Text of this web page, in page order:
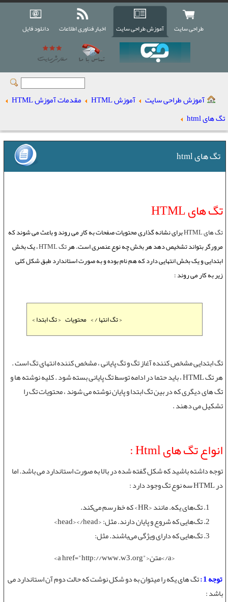
طراحی سایت آموزش طراحی سایت اخبار فناوری اطلاعات دانلود فایل
آموزش طراحی سایت آموزش HTML
مقدمات آموزش HTML
تگ های html
تگ های html
تگ های HTML
تگ های HTML
برای نشانه گذاری محتويات صفحات به کار می روند و باعث می شوند که
مرورگر بتواند تشخيص دهد هر بخش چه نوع عنصری است. هرتگ HTML
، يک بخش
ابتدايی و يک بخش انتهايی دارد که هم نام بوده و به صورت استاندارد طبق شکل کلی
زير به کار می روند :
< تگ انتها / > محتويات < تگ ابتدا >
تگ ابتدايی مشخص کننده آغاز تگ و تگ پايانی ، مشخص کننده انتهای تگ است .
هرتگ HTML
، بايد حتما در ادامه توسط تگ پايانی بسته شود . کليه نوشته ها و
تگ های ديگری که در بين تگ ابتدا و پايان نوشته می شوند ، محتويات تگ را
تشکيل می دهند .
انواع تگ های Html :
توجه داشته باشید که شکل گفته شده در بالا به صورت استاندارد می باشد. اما
در HTML سه نوع تگ وجود دارد :
تگ‌های یکه. مانند ‎<HR>‎ که خط رسم می‌کند.
تگ‌هایی که شروع و پایان دارند. مثل: ‎<head></head>‎
تگ‌هایی که دارای ویژگی می‌باشند. مثل:
‎<a href="http://www.w3.org">متن</a>
توجه 1 :
تگ های یکه را میتوان به دو شکل نوشت که حالت دوم آن استاندارد می
باشد :